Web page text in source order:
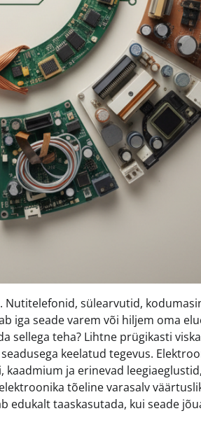
sülearvutid,
iga seade varem või hiljem oma
sellega teha? Lihtne prügikasti
keelatud tegevus.
ja erinevad
tõeline varasalv
edukalt taaskasutada, kui seade